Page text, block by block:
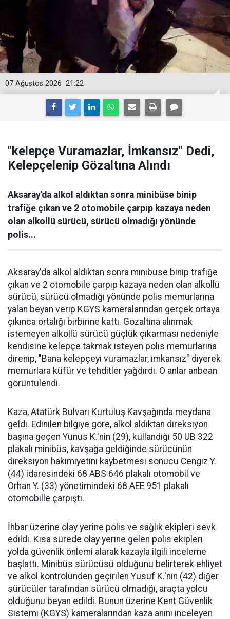
21:22
07 Ağustos 2026
"kelepçe Vuramazlar, İmkansız" Dedi,
Kelepçelenip Gözaltına Alındı
Aksaray'da alkol aldıktan sonra minibüse binip
trafiğe çıkan ve 2 otomobile çarpıp kazaya neden
olan alkollü sürücü, sürücü olmadığı yönünde
polis...
Aksaray'da alkol aldıktan sonra minibüse binip trafiğe
çıkan ve 2 otomobile çarpıp kazaya neden olan alkollü
sürücü, sürücü olmadığı yönünde polis memurlarına
yalan beyan verip KGYS kameralarından gerçek ortaya
çıkınca ortalığı birbirine kattı. Gözaltına alınmak
istemeyen alkollü sürücü güçlük çıkarması nedeniyle
kendisine kelepçe takmak isteyen polis memurlarına
direnip, "Bana kelepçeyi vuramazlar, imkansız" diyerek
memurlara küfür ve tehditler yağdırdı. O anlar anbean
görüntülendi.
Kaza, Atatürk Bulvarı Kurtuluş Kavşağında meydana
geldi. Edinilen bilgiye göre, alkol aldıktan direksiyon
başına geçen Yunus K.'nin (29), kullandığı 50 UB 322
plakalı minibüs, kavşağa geldiğinde sürücünün
direksiyon hakimiyetini kaybetmesi sonucu Cengiz Y.
(44) idaresindeki 68 ABS 646 plakalı otomobil ve
Orhan Y. (33) yönetimindeki 68 AEE 951 plakalı
otomobille çarpıştı.
İhbar üzerine olay yerine polis ve sağlık ekipleri sevk
edildi. Kısa sürede olay yerine gelen polis ekipleri
yolda güvenlik önlemi alarak kazayla ilgili inceleme
başlattı. Minibüs sürücüsü olduğunu belirterek ehliyet
ve alkol kontrolünden geçirilen Yusuf K.'nin (42) diğer
sürücüler tarafından sürücü olmadığı, araçta yolcu
olduğunu beyan edildi. Bunun üzerine Kent Güvenlik
Sistemi (KGYS) kameralarından kaza anını inceleyen